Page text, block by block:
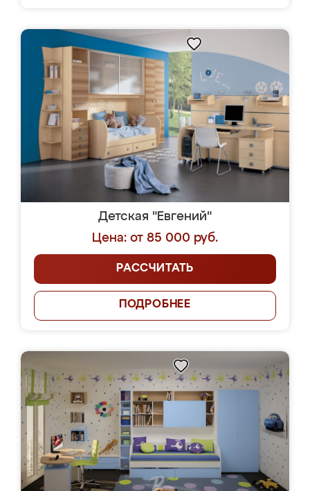
Детская "Евгений"
Цена: от 85 000 руб.
РАССЧИТАТЬ
ПОДРОБНЕЕ